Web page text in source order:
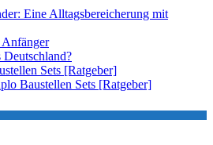
Eine Alltagsbereicherung mit
Deutschland?
Sets [Ratgeber]
Baustellen Sets [Ratgeber]